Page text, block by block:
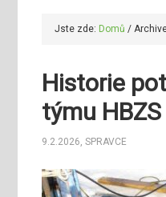
Jste zde: Domů /
Historie
týmu HBZS
9.2.2026,SPRAVCE